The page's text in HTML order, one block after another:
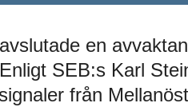
en
SEB:s Karl
från